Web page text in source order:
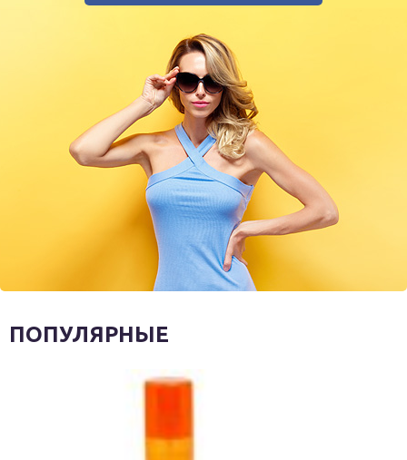
ПОПУЛЯРНЫЕ